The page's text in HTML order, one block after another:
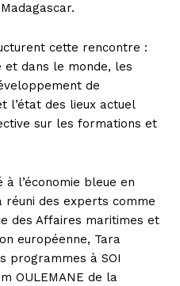
cette rencontre :
et dans le monde, les
de
l’état des lieux actuel
sur les formations et
l’économie bleue en
réuni des experts comme
des Affaires maritimes et
européenne, Tara
programmes à SOI
OULEMANE de la